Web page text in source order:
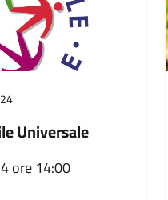
Universale
ore 14:00